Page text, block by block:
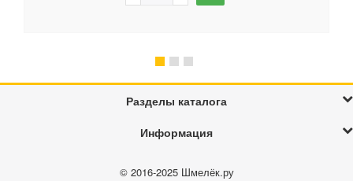
Разделы каталога
Информация
© 2016-2025 Шмелёк.ру